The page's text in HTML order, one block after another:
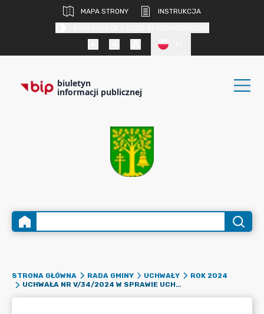
MAPA STRONY
INSTRUKCJA
biuletyn
informacji publicznej
STRONA GŁÓWNA RADA GMINY UCHWAŁY
ROK 2024
UCHWAŁA NR V/34/2024 W SPRAWIE UCHWALENIA ZMIANY CZĘŚCI TEKSTOWEJ MIEJSCOWEGO PLANU ZAGOSPODAROWANIA PRZESTRZENNEGO GMINY MALANÓW W OBRĘBIE MIEJSCOWOŚCI MALANÓW, GRĄBKÓW I ŻDŻENICE ETAP I